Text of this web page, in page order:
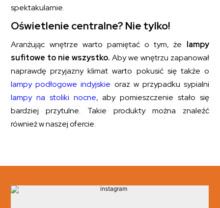
spektakularnie.
Oświetlenie centralne? Nie tylko!
Aranżując wnętrze warto pamiętać o tym, że lampy
sufitowe to nie wszystko. Aby we wnętrzu zapanował
naprawdę przyjazny klimat warto pokusić się także o
lampy podłogowe indyjskie oraz w przypadku sypialni
lampy na stoliki nocne, aby pomieszczenie stało się
bardziej przytulne. Takie produkty można znaleźć
również w naszej ofercie.